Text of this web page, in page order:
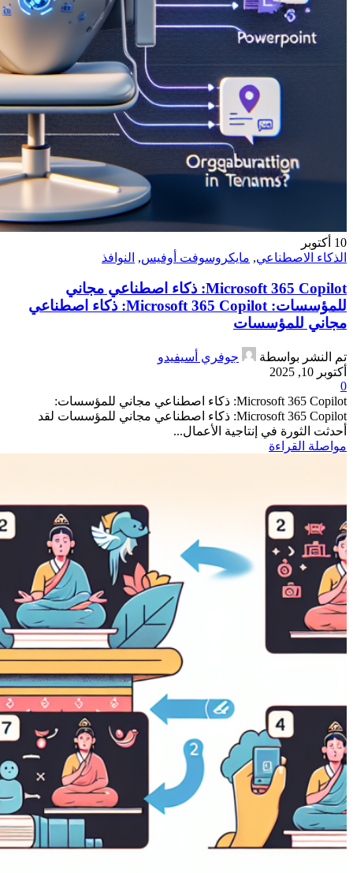
10 أكتوبر
الذكاء الاصطناعي, مايكروسوفت أوفيس, النوافذ
Microsoft 365 Copilot: ذكاء اصطناعي مجاني
للمؤسسات: Microsoft 365 Copilot: ذكاء اصطناعي
مجاني للمؤسسات
تم النشر بواسطة
جوفري أسيفيدو
أكتوبر 10, 2025
0
Microsoft 365 Copilot: ذكاء اصطناعي مجاني للمؤسسات:
Microsoft 365 Copilot: ذكاء اصطناعي مجاني للمؤسسات لقد
أحدثت الثورة في إنتاجية الأعمال...
مواصلة القراءة